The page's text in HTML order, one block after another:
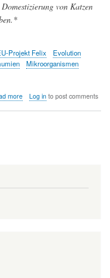
von Katzen
Projekt Felix
Evolution
Mikroorganismen
moreabout
Log into post comments